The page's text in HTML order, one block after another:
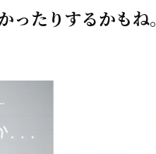
ったりするかもね。